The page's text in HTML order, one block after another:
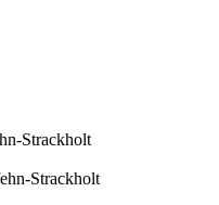
Strackholt
Strackholt